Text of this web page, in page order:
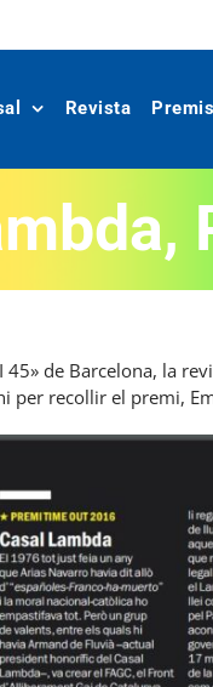
Revista Premis
de Barcelona, la
per recollir el premi,